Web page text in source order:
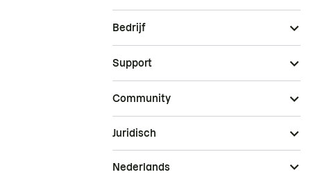
Bedrijf
Support
Community
Juridisch
Nederlands